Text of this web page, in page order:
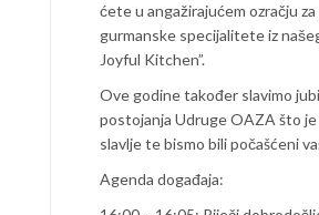
ćete u angažirajućem ozračju
gurmanske specijalitete iz
Joyful Kitchen”.
Ove godine također slavimo
postojanja Udruge OAZA što je
slavlje te bismo bili počašćeni
Agenda događaja: